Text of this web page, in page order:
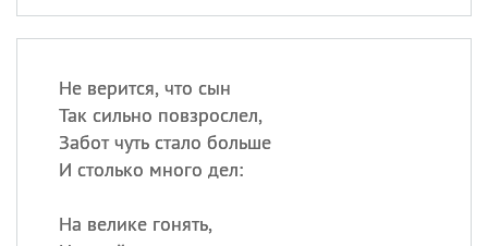
Не верится, что сын
Так сильно повзрослел,
Забот чуть стало больше
И столько много дел:
На велике гонять,